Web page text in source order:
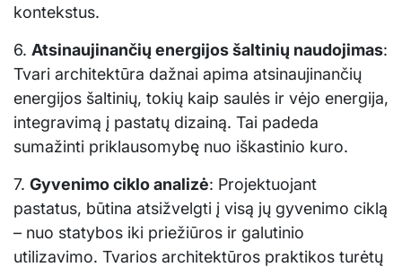
kontekstus.
6. Atsinaujinančių energijos šaltinių naudojimas:
Tvari architektūra dažnai apima atsinaujinančių
energijos šaltinių, tokių kaip saulės ir vėjo energija,
integravimą į pastatų dizainą. Tai padeda
sumažinti priklausomybę nuo iškastinio kuro.
7. Gyvenimo ciklo analizė: Projektuojant
pastatus, būtina atsižvelgti į visą jų gyvenimo ciklą
– nuo statybos iki priežiūros ir galutinio
utilizavimo. Tvarios architektūros praktikos turėtų